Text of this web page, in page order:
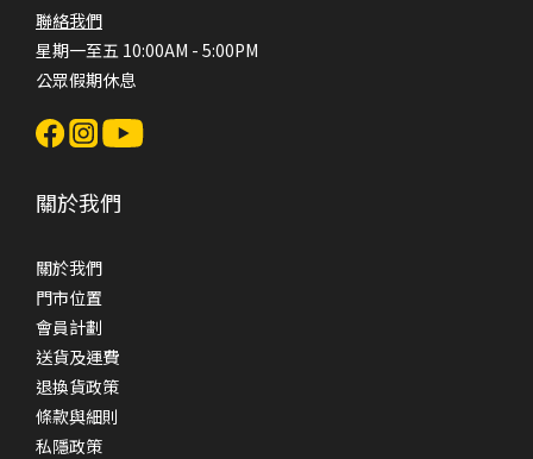
聯絡我們
星期一至五 10:00AM - 5:00PM
公眾假期休息
關於我們
關於我們
門市位置
會員計劃
送貨及運費
退換貨政策
條款與細則
私隱政策